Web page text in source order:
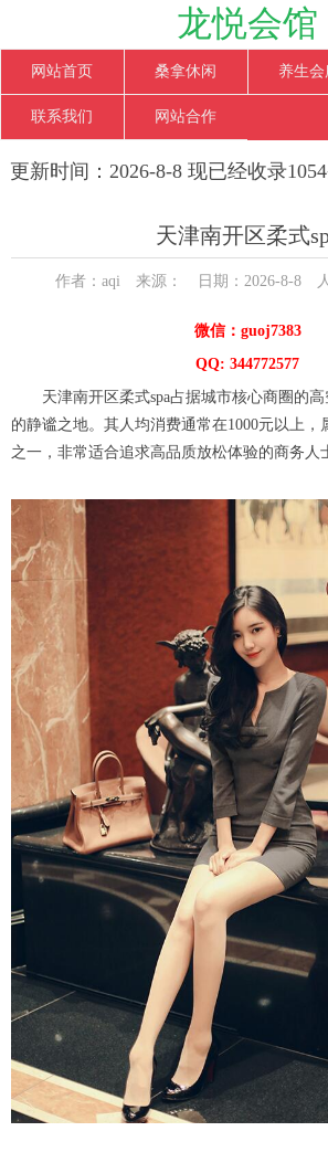
龙悦会馆
网站首页 桑拿休闲 养生会
联系我们 网站合作
更新时间：2026-8-8 现已经收录
天津南开区柔式
作者：aqi 来源： 日期：2026-8-8 人
微信：guoj7383
QQ: 344772577
天津南开区柔式spa占据城市核心商圈的高
的静谧之地。其人均消费通常在1000元以上，
之一，非常适合追求高品质放松体验的商务人